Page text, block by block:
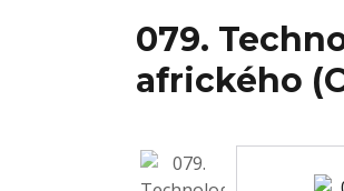
079.
afrického